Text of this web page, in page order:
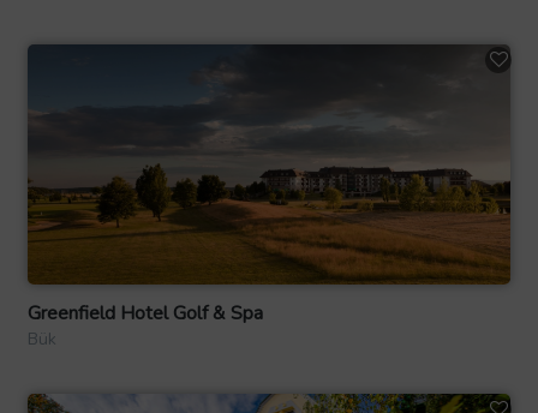
Greenfield Hotel Golf & Spa
Bük